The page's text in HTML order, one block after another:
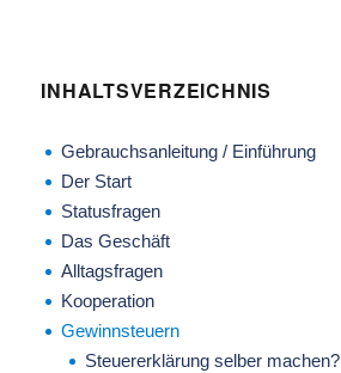
INHALTSVERZEICHNIS
Gebrauchsanleitung / Einführung
Der Start
Statusfragen
Das Geschäft
Alltagsfragen
Kooperation
Gewinnsteuern
Steuererklärung selber machen?